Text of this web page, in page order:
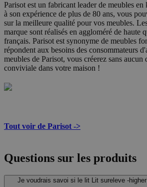
Parisot est un fabricant leader de meubles
à son expérience de plus de 80 ans, vous
sur la meilleure qualité pour vos meubles.
marque sont réalisés en aggloméré de haute
français. Parisot est synonyme de meubles
répondent aux besoins des consommateurs
meubles de Parisot, vous créerez sans aucun
conviviale dans votre maison !
Tout voir de Parisot ->
Questions sur les produits
Je voudrais savoi si le lit Lit sureleve -higher pin est livre